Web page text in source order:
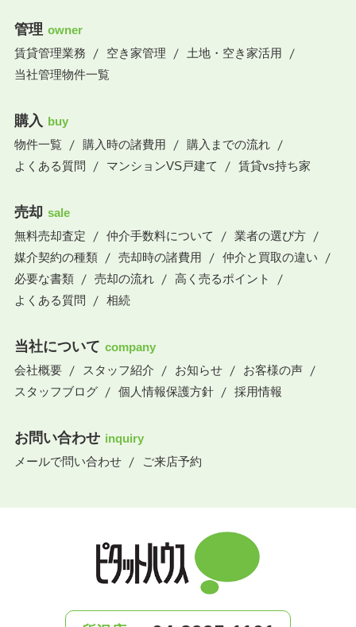
管理 owner
賃貸管理業務
空き家管理
土地・空き家活用
当社管理物件一覧
購入 buy
物件一覧
購入時の諸費用
購入までの流れ
よくある質問
マンションVS戸建て 賃貸vs持ち家
売却 sale
無料売却査定
仲介手数料について
業者の選び方
媒介契約の種類
売却時の諸費用
仲介と買取の違い
必要な書類
売却の流れ
高く売るポイント
よくある質問
相続
当社について company
会社概要
スタッフ紹介 お知らせ
お客様の声
スタッフブログ
個人情報保護方針 採用情報
お問い合わせ inquiry
メールで問い合わせ
ご来店予約